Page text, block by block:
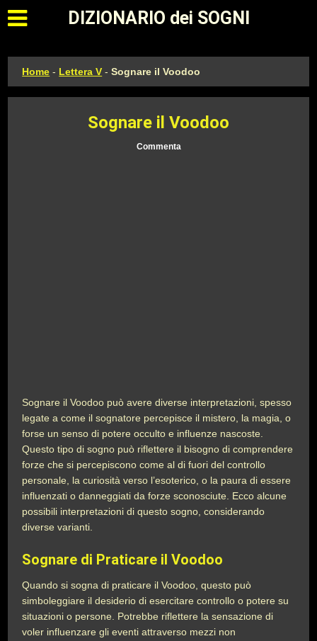
Apri il menu principale
DIZIONARIO dei SOGNI
Home - Lettera V -Sognare il Voodoo
Sognare il Voodoo
Commenta
Sognare il Voodoo può avere diverse interpretazioni, spesso
legate a come il sognatore percepisce il mistero, la magia, o
forse un senso di potere occulto e influenze nascoste.
Questo tipo di sogno può riflettere il bisogno di comprendere
forze che si percepiscono come al di fuori del controllo
personale, la curiosità verso l’esoterico, o la paura di essere
influenzati o danneggiati da forze sconosciute. Ecco alcune
possibili interpretazioni di questo sogno, considerando
diverse varianti.
Sognare di Praticare il Voodoo
Quando si sogna di praticare il Voodoo, questo può
simboleggiare il desiderio di esercitare controllo o potere su
situazioni o persone. Potrebbe riflettere la sensazione di
voler influenzare gli eventi attraverso mezzi non